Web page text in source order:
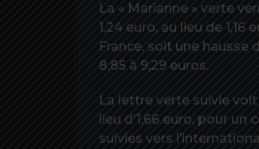
La « Marianne » verte
1,24 euro, au lieu de
France, soit une hausse
8,85 à 9,29 euros.
La lettre verte suivie voit
lieu d’1,66 euro, pour
suivies vers